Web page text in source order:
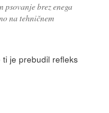
psovanje brez enega
na tehničnem
je prebudil refleks